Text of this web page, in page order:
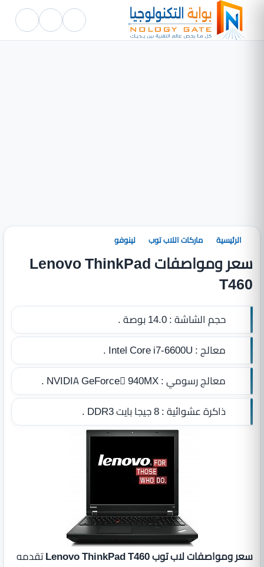
الرئيسية ماركات اللاب توب لينوفو
سعر ومواصفات Lenovo ThinkPad
T460
حجم الشاشة :14.0 بوصة .
معالج :Intel Core i7-6600U .
معالج رسومي :NVIDIA GeForce 940MX .
ذاكرة عشوائية :8 جيجا بايت DDR3 .
سعر ومواصفات لاب توب Lenovo ThinkPad T460
تقدمه